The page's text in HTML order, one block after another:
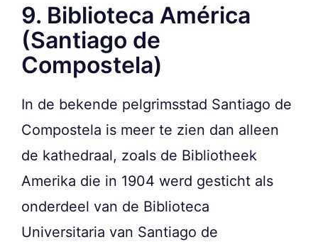
9. Biblioteca América
(Santiago de
Compostela)
In de bekende pelgrimsstad Santiago de
Compostela is meer te zien dan alleen
de kathedraal, zoals de Bibliotheek
Amerika die in 1904 werd gesticht als
onderdeel van de Biblioteca
Universitaria van Santiago de